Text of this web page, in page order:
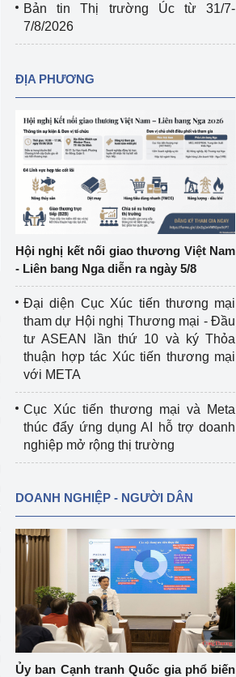
Bản tin Thị trường Úc từ 31/7-
7/8/2026
ĐỊA PHƯƠNG
Hội nghị kết nối giao thương Việt Nam
- Liên bang Nga diễn ra ngày 5/8
Đại diện Cục Xúc tiến thương mại
tham dự Hội nghị Thương mại - Đầu
tư ASEAN lần thứ 10 và ký Thỏa
thuận hợp tác Xúc tiến thương mại
với META
Cục Xúc tiến thương mại và Meta
thúc đẩy ứng dụng AI hỗ trợ doanh
nghiệp mở rộng thị trường
DOANH NGHIỆP - NGƯỜI DÂN
Ủy ban Cạnh tranh Quốc gia phổ biến